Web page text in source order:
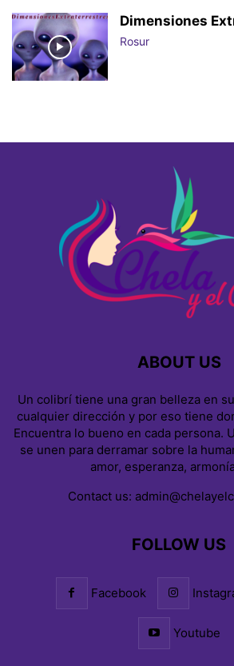
Dimensiones
Rosur
ABOUT US
Un colibrí tiene una gran belleza en
cualquier dirección y por eso tiene
Encuentra lo bueno en cada persona.
se unen para derramar sobre la
amor, esperanza,
Contact us:
FOLLOW US
Facebook
Youtube